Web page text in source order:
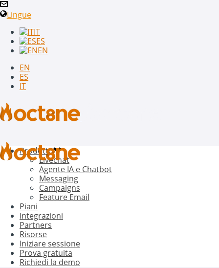
Lingue
IT
ES
EN
EN
ES
IT
Prodotto
Livechat
Agente IA e Chatbot
Messaging
Campaigns
Feature Email
Piani
Integrazioni
Partners
Risorse
Iniziare sessione
Prova gratuita
Richiedi la demo